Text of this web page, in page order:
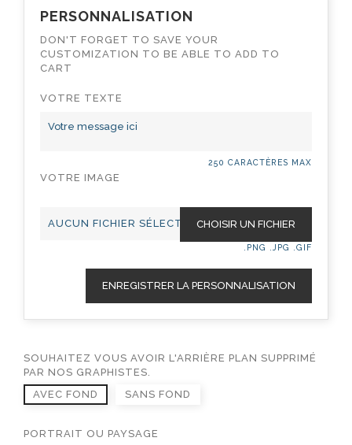
PERSONNALISATION
DON'T FORGET TO SAVE YOUR
CUSTOMIZATION TO BE ABLE TO ADD TO
CART
VOTRE TEXTE
250 CARACTÈRES MAX
VOTRE IMAGE
AUCUN FICHIER SÉLECTIONNÉCHOISIR UN FICHIER
.PNG .JPG .GIF
ENREGISTRER LA PERSONNALISATION
SOUHAITEZ VOUS AVOIR L'ARRIÈRE PLAN SUPPRIMÉ
PAR NOS GRAPHISTES.
AVEC FOND
SANS FOND
PORTRAIT OU PAYSAGE